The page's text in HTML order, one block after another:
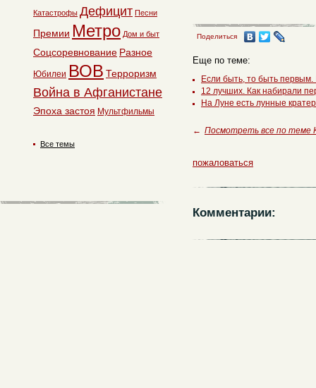
Поделиться
Еще по теме:
Если быть, то быть
12 лучших. Как набирали
На Луне есть лунные
← Посмотреть все по теме
пожаловаться
Комментарии:
Катастрофы Дефицит Песни
Премии Метро Дом и быт
Соцсоревнование Разное
Юбилеи ВОВ Терроризм
Война в Афганистане
Эпоха застоя Мультфильмы
Все темы